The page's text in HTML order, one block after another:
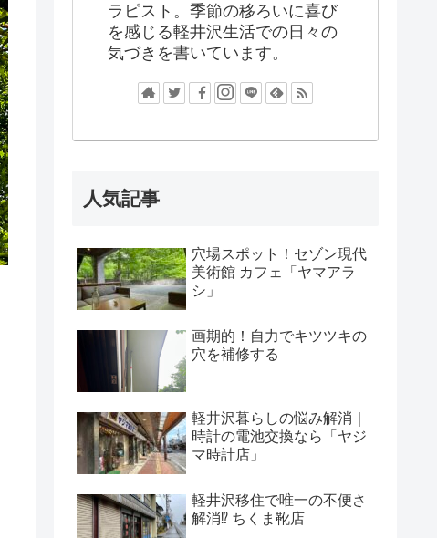
ラピスト。季節の移ろいに喜び
を感じる軽井沢生活での日々の
気づきを書いています。
人気記事
穴場スポット！セゾン現代
美術館 カフェ「ヤマアラ
シ」
画期的！自力でキツツキの
穴を補修する
軽井沢暮らしの悩み解消｜
時計の電池交換なら「ヤジ
マ時計店」
軽井沢移住で唯一の不便さ
解消⁉ ちくま靴店